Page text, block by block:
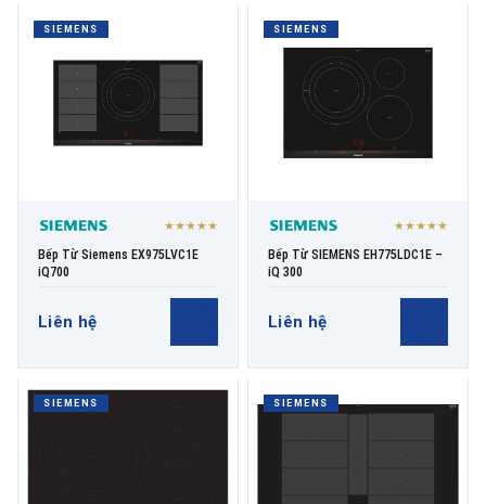
SIEMENS
★★★★★
Bếp Từ Siemens EX975LVC1E
iQ700
Liên hệ
SIEMENS
★★★★★
Bếp Từ SIEMENS EH775LDC1E –
iQ 300
Liên hệ
SIEMENS SIEMENS